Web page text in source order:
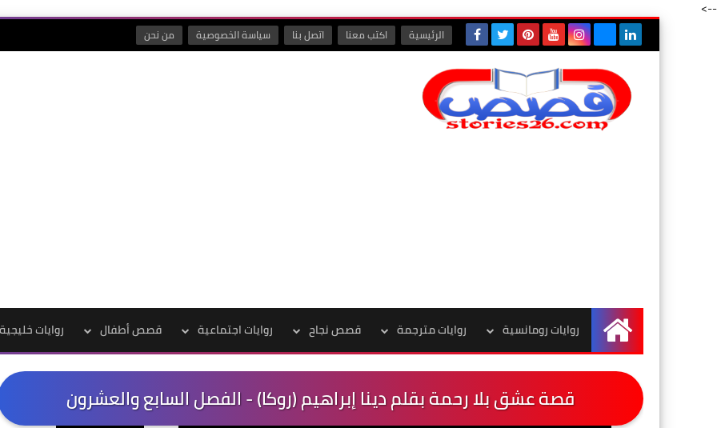
-->
الرئيسية اكتب معنا اتصل بنا سياسة الخصوصية من نحن
الرئيسية
روايات رومانسية روايات مترجمة قصص نجاح روايات اجتماعية قصص أطفال روايات خليجية
قصة عشق بلا رحمة بقلم دينا إبراهيم (روكا) - الفصل السابع والعشرون